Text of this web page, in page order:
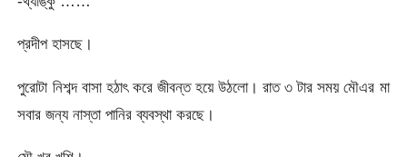
প্রদীপ হাসছে।
পুরোটা নিশব্দ বাসা হঠাৎ করে জীবন্ত হয়ে উঠলো। রাত ৩ টার সময় মৌএর মা
সবার জন্য নাস্তা পানির ব্যবস্থা করছে।